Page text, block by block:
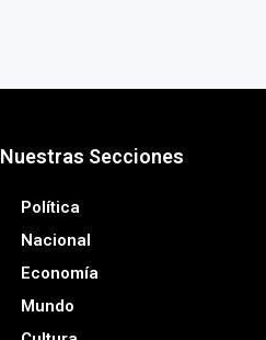
Nuestras Secciones
Política
Nacional
Economía
Mundo